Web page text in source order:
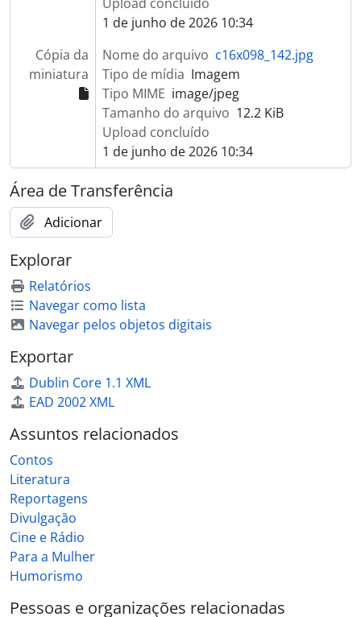
1 de junho de 2026 10:34
Cópia da
miniatura
Nome do arquivo c16x098_142.jpg
Tipo de mídia Imagem
Tipo MIME image/jpeg
Tamanho do arquivo 12.2 KiB
Upload concluído
1 de junho de 2026 10:34
Área de Transferência
Adicionar
Explorar
Relatórios
Navegar como lista
Navegar pelos objetos digitais
Exportar
Dublin Core 1.1 XML
EAD 2002 XML
Assuntos relacionados
Contos
Literatura
Reportagens
Divulgação
Cine e Rádio
Para a Mulher
Humorismo
Pessoas e organizações relacionadas